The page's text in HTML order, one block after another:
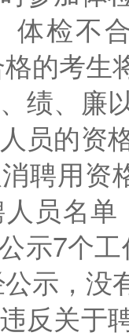
体检不
格的考
绩、廉
员的资
聘用资
员名
示7个
示，没
反关于